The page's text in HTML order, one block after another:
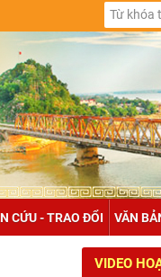
CỨU - TRAO ĐỔI VĂN
VIDEO